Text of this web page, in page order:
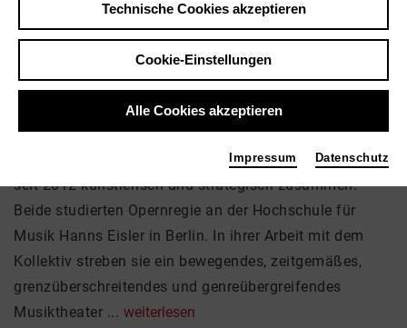
Über mich
Das Musiktheaterkollektiv Hauen•Und•Stechen wurde
von den Musiktheaterregisseurinnen Franziska
Kronfoth und Julia Lwowski gegründet. Sie arbeiten
seit 2012 künstlerisch und strategisch zusammen.
Beide studierten Opernregie an der Hochschule für
Musik Hanns Eisler in Berlin. In ihrer Arbeit mit dem
Kollektiv streben sie ein bewegendes, zeitgemäßes,
grenzüberschreitendes und genreübergreifendes
Musiktheater ... weiterlesen
Technische Cookies akzeptieren
Cookie-Einstellungen
Alle Cookies akzeptieren
Impressum Datenschutz